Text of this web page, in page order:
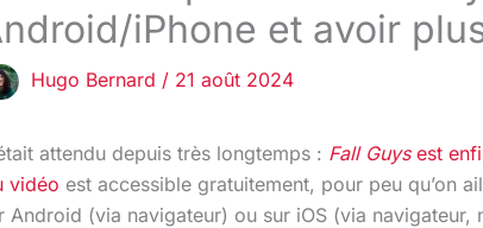
iPhone et avoir
Hugo Bernard / 21 août 2024
attendu depuis très longtemps : Fall Guysest
vidéo est accessible gratuitement, pour peu qu’on
Android (via navigateur) ou sur iOS (via navigateur,